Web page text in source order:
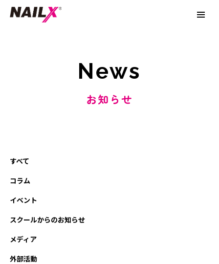
News
お知らせ
すべて
コラム
イベント
スクールからのお知らせ
メディア
外部活動